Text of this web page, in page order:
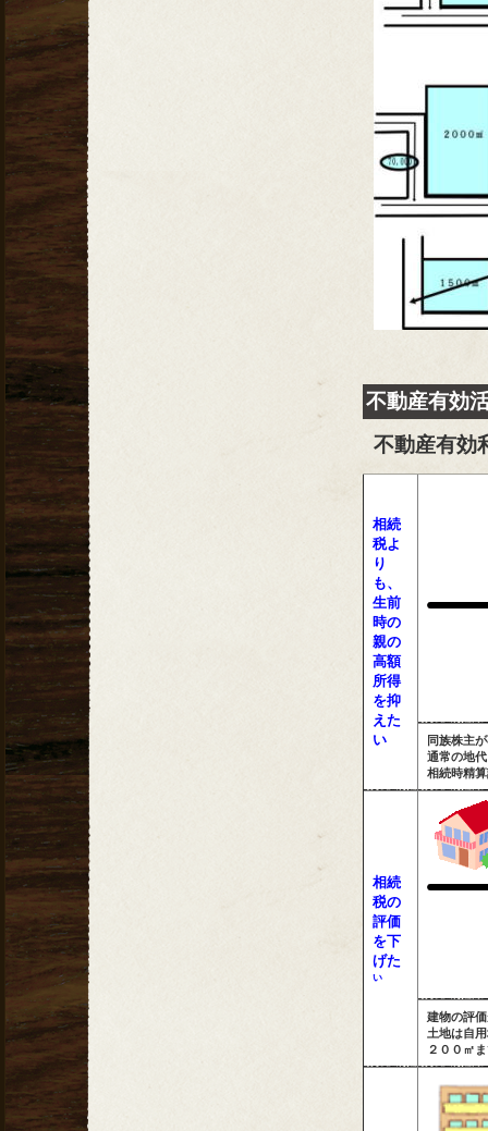
不動産有効
不動産有
相続
税よ
り
も、
生前
時の
親の
高額
所得
を抑
えた
い
同族株主
通常の地
相続時精
相続
税の
評価
を下
げた
い
建物の評
土地は自
２００㎡